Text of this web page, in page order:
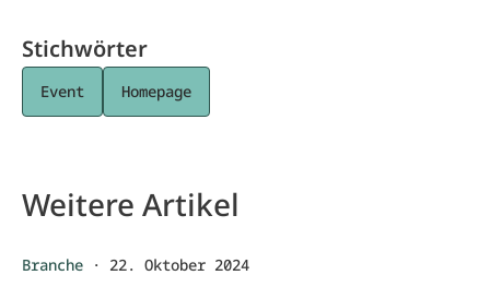
Stichwörter
Event Homepage
Weitere Artikel
Branche · 22. Oktober 2024